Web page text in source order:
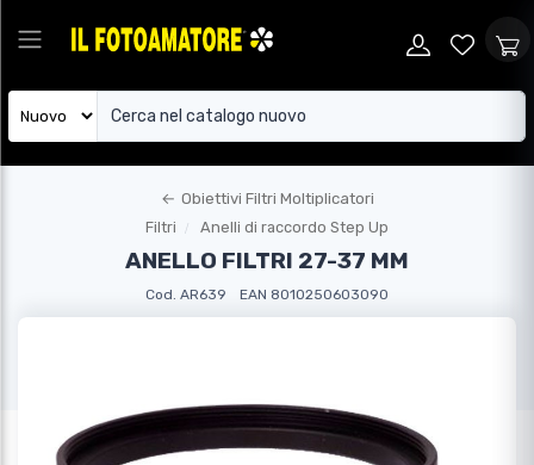
← Obiettivi Filtri Moltiplicatori
Filtri
Anelli di raccordo Step Up
ANELLO FILTRI 27-37 MM
Cod. AR639 EAN 8010250603090